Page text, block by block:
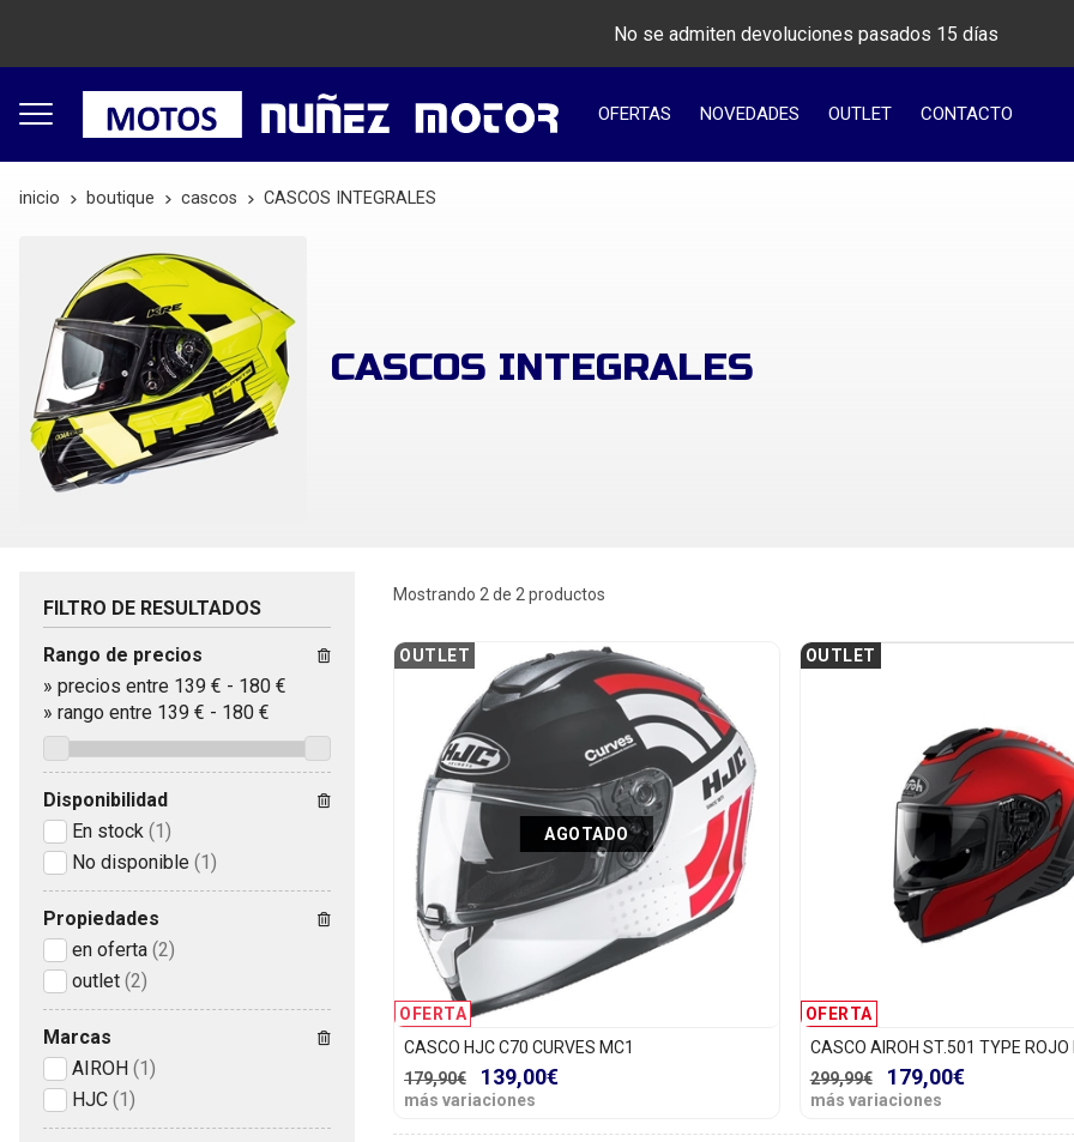
No se admiten devoluciones pasados 15 días
OFERTAS NOVEDADES OUTLET CONTACTO
inicio boutique cascos CASCOS INTEGRALES
CASCOS INTEGRALES
Mostrando 2 de 2 productos
OFERTA
OUTLET
AGOTADO
CASCO HJC C70 CURVES MC1
179,90€
139,00€
más variaciones
OFERTA
OUTLET
CASCO AIROH ST.501 TYPE ROJO
299,99€
179,00€
más variaciones
FILTRO DE RESULTADOS
Rango de precios
» precios entre 139 € - 180 €
» rango entre 139 € - 180 €
Disponibilidad
En stock (1)
No disponible (1)
Propiedades
en oferta (2)
outlet (2)
Marcas
AIROH (1)
HJC (1)